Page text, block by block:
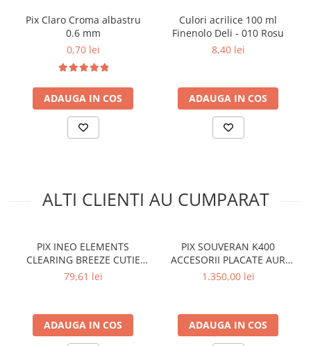
Perforatoare
Tavite pentru documente
Suporturi verticale pentru
documente
Tus , tusiere si indigo
Foarfeci si cuttere
Benzi dublu adezive
Elastice si sfoara
Aparatura pentru birou
Laminatoare
Pix Claro Croma albastru
0.6 mm
0,70 lei
ADAUGA IN COS
Culori acrilice 100 ml
Finenolo Deli - 010 Rosu
8,40 lei
ADAUGA IN COS
ALTI CLIENTI AU CUMPARAT
PIX INEO ELEMENTS
CLEARING BREEZE CUTIE
CARTON
79,61 lei
ADAUGA IN COS
PIX SOUVERAN K400
ACCESORII PLACATE AUR
NEGRU/ROSU
1.350,00 lei
ADAUGA IN COS